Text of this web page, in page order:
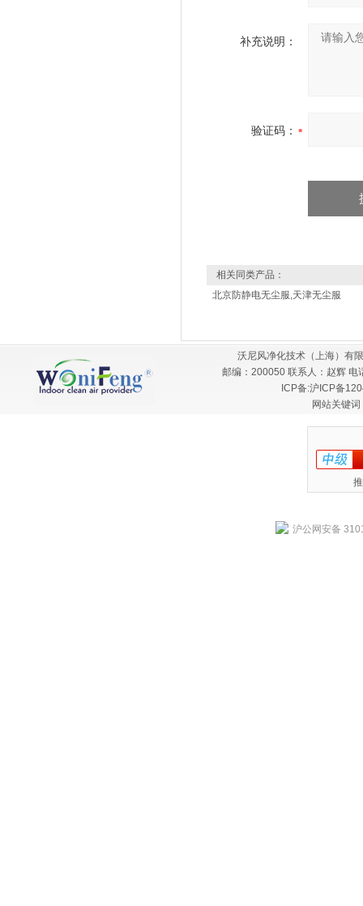
补充说明：
验证码：
相关同类产品：
北京防静电无尘服,天津无尘服
沃尼风净化技术（上海）有
邮编：200050 联系人：赵辉
ICP备:沪ICP备
网站关键
沪公网安备